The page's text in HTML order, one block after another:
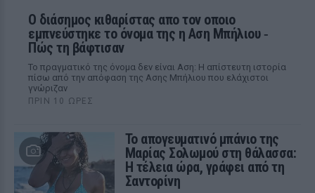
Ο διάσημος κιθαρίστας απο τον οποιο
εμπνεύστηκε το όνομα της η Αση Μπήλιου ‑
Πώς τη βάφτισαν
Το πραγματικό της όνομα δεν είναι Αση: Η απίστευτη ιστορία
πίσω από την απόφαση της Ασης Μπήλιου που ελάχιστοι
γνώριζαν
ΠΡΙΝ 10 ΏΡΕΣ
Το απογευματινό μπάνιο της
Μαρίας Σολωμού στη θάλασσα:
Η τέλεια ώρα, γράφει από τη
Σαντορίνη